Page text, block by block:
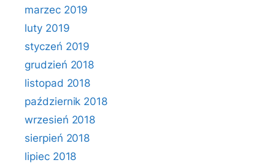
marzec 2019
luty 2019
styczeń 2019
grudzień 2018
listopad 2018
październik 2018
wrzesień 2018
sierpień 2018
lipiec 2018